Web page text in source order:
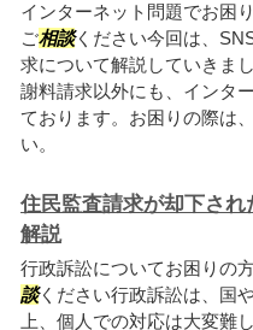
インターネット問題でお困
ご相談ください今回は、
求について解説していきま
謝料請求以外にも、インタ
ております。お困りの際は
い。
住民監査請求が却下さ
解説
行政訴訟についてお困りの
談ください行政訴訟は、国
上、個人での対応は大変難